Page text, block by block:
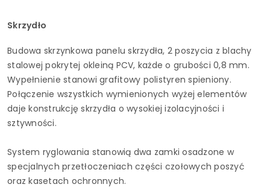
Skrzydło
Budowa skrzynkowa panelu skrzydła, 2 poszycia z blachy
stalowej pokrytej okleiną PCV, każde o grubości 0,8 mm.
Wypełnienie stanowi grafitowy polistyren spieniony.
Połączenie wszystkich wymienionych wyżej elementów
daje konstrukcję skrzydła o wysokiej izolacyjności i
sztywności.
System ryglowania stanowią dwa zamki osadzone w
specjalnych przetłoczeniach części czołowych poszyć
oraz kasetach ochronnych.